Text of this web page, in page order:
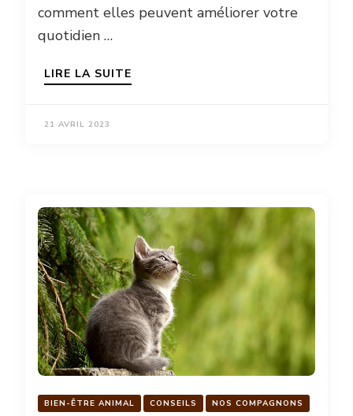
comment elles peuvent améliorer votre
quotidien …
LIRE LA SUITE
21 AVRIL 2023
BIEN-ÊTRE ANIMAL CONSEILS NOS COMPAGNONS